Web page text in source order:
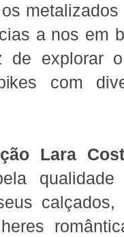
a nos em
de explorar
com
Lara
calçados,